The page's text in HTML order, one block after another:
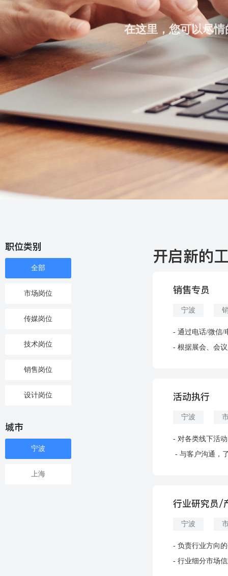
在这里，您可以尽
职位类别
全部
市场岗位
传媒岗位
技术岗位
销售岗位
设计岗位
城市
宁波
上海
开启新的
销售专员
宁波
- 通过电话/微信/
- 根据展会、会
活动执行
宁波
- 对各类线下活
- 与客户沟通，
行业研究员/
宁波
- 负责行业方向
- 行业细分市场